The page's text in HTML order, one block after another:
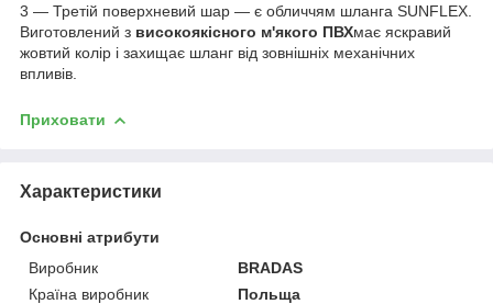
3 — Третій поверхневий шар — є обличчям шланга SUNFLEX.
Виготовлений з високоякісного м'якого ПВХмає яскравий
жовтий колір і захищає шланг від зовнішніх механічних
впливів.
Приховати
Характеристики
Основні атрибути
Виробник
BRADAS
Країна виробник
Польща